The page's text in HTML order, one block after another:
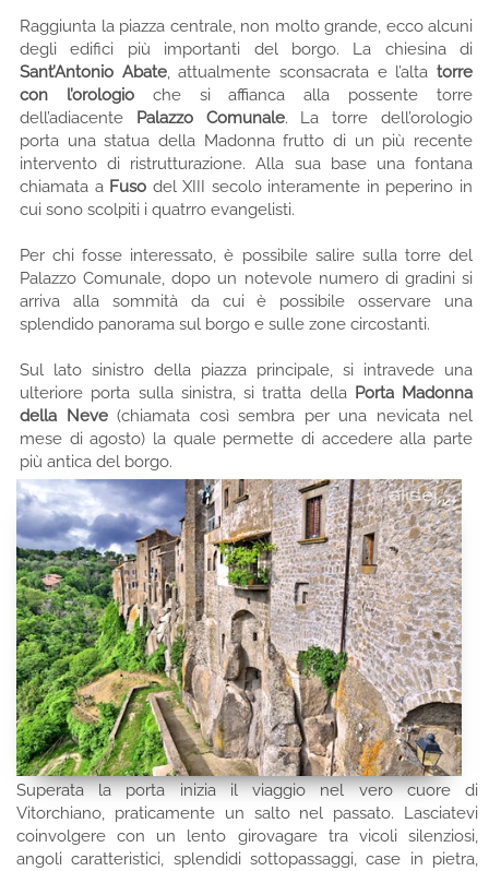
Raggiunta la piazza centrale, non molto grande, ecco alcuni
degli edifici più importanti del borgo. La chiesina di
Sant’Antonio Abate, attualmente sconsacrata e l’altatorre
con l’orologioche si affianca alla possente torre
dell’adiacente
Palazzo Comunale. La torre dell’orologio
porta una statua della Madonna frutto di un più recente
intervento di ristrutturazione. Alla sua base una fontana
chiamata aFuso del XIII secolo interamente in peperino in
cui sono scolpiti i quatrro evangelisti.
Per chi fosse interessato, è possibile salire sulla torre del
Palazzo Comunale, dopo un notevole numero di gradini si
arriva alla sommità da cui è possibile osservare una
splendido panorama sul borgo e sulle zone circostanti.
Sul lato sinistro della piazza principale, si intravede una
ulteriore porta sulla sinistra, si tratta della Porta Madonna
della Neve(chiamata così sembra per una nevicata nel
mese di agosto) la quale permette di accedere alla parte
più antica del borgo.
Superata la porta inizia il viaggio nel vero cuore di
Vitorchiano, praticamente un salto nel passato. Lasciatevi
coinvolgere con un lento girovagare tra vicoli silenziosi,
angoli caratteristici, splendidi sottopassaggi, case in pietra,